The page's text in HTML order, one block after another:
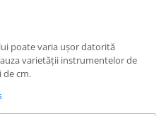
poate varia ușor datorită
varietății instrumentelor de
de cm.